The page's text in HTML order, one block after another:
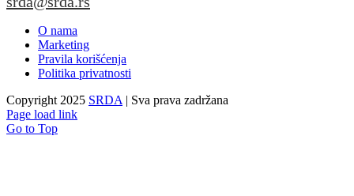
O nama
Marketing
Pravila korišćenja
Politika privatnosti
Copyright 2025 SRDA | Sva prava zadržana
Page load link
Go to Top